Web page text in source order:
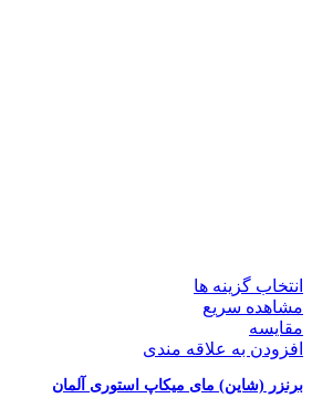
انتخاب گزینه ها
مشاهده سریع
مقایسه
افزودن به علاقه مندی
برنزر (شاین) مای میکاپ استوری آلمان